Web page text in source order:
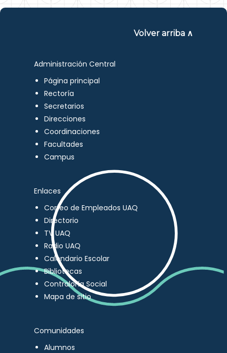
Volver arriba ∧
Administración Central
Página principal
Rectoría
Secretarios
Direcciones
Coordinaciones
Facultades
Campus
Enlaces
Correo de Empleados UAQ
Directorio
TV UAQ
Radio UAQ
Calendario Escolar
Bibliotecas
Contraloría Social
Mapa de sitio
Comunidades
Alumnos